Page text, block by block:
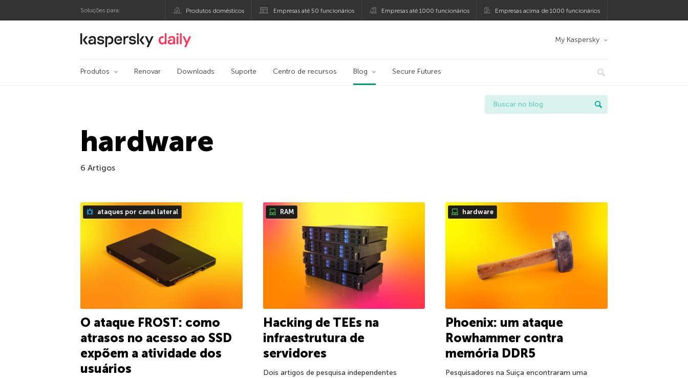
Soluções para: Produtos domésticos Empresas até 50 funcionários Empresas até 1000 funcionários Empresas acima de 1000 funcionários
Blog oficial da Kaspersky My Kaspersky
Produtos Renovar Downloads Suporte Centro de recursos Blog Secure Futures
hardware
6 Artigos
ataques por canal lateral
O ataque FROST: como
atrasos no acesso ao SSD
expõem a atividade dos
usuários
RAM
Hacking de TEEs na
infraestrutura de
servidores
Dois artigos de pesquisa independentes
hardware
Phoenix: um ataque
Rowhammer contra
memória DDR5
Pesquisadores na Suíça encontraram uma